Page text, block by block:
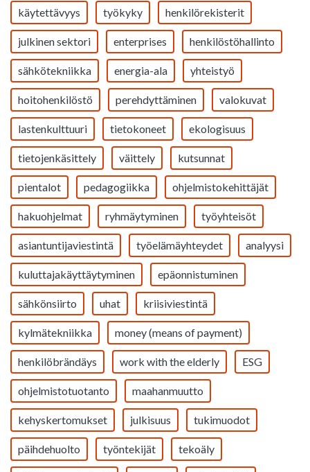
käytettävyys työkyky henkilörekisterit
julkinen sektori enterprises henkilöstöhallinto
sähkötekniikka energia-ala yhteistyö
hoitohenkilöstö perehdyttäminen valokuvat
lastenkulttuuri tietokoneet ekologisuus
tietojenkäsittely väittely kutsunnat
pientalot pedagogiikka ohjelmistokehittäjät
hakuohjelmat ryhmäytyminen työyhteisöt
asiantuntijaviestintä työelämäyhteydet analyysi
kuluttajakäyttäytyminen epäonnistuminen
sähkönsiirto uhat kriisiviestintä
kylmätekniikka money (means of payment)
henkilöbrändäys work with the elderly ESG
ohjelmistotuotanto maahanmuutto
kehyskertomukset julkisuus tukimuodot
päihdehuolto työntekijät tekoäly